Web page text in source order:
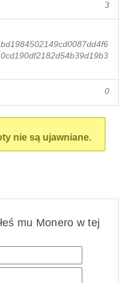
3
0
nie są ujawniane.
mu Monero w tej